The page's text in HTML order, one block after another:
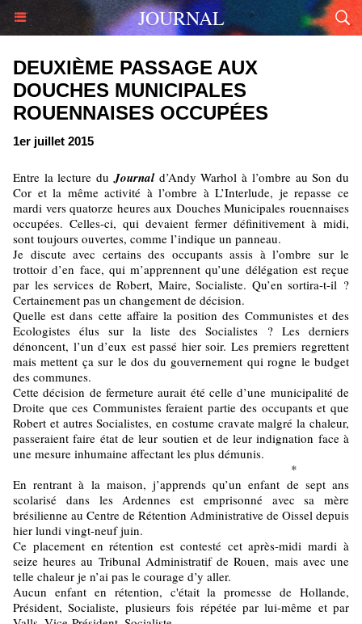
JOURNAL
DEUXIÈME PASSAGE AUX
DOUCHES MUNICIPALES
ROUENNAISES OCCUPÉES
1er juillet 2015
Entre la lecture duJournald’Andy Warhol à l’ombre au Son du
Cor et la même activité à l’ombre à L’Interlude, je repasse ce
mardi vers quatorze heures aux Douches Municipales rouennaises
occupées. Celles-ci, qui devaient fermer définitivement à midi,
sont toujours ouvertes, comme l’indique un panneau.
Je discute avec certains des occupants assis à l’ombre sur le
trottoir d’en face, qui m’apprennent qu’une délégation est reçue
par les services de Robert, Maire, Socialiste. Qu’en sortira-t-il ?
Certainement pas un changement de décision.
Quelle est dans cette affaire la position des Communistes et des
Ecologistes élus sur la liste des Socialistes ? Les derniers
dénoncent, l’un d’eux est passé hier soir. Les premiers regrettent
mais mettent ça sur le dos du gouvernement qui rogne le budget
des communes.
Cette décision de fermeture aurait été celle d’une municipalité de
Droite que ces Communistes feraient partie des occupants et que
Robert et autres Socialistes, en costume cravate malgré la chaleur,
passeraient faire état de leur soutien et de leur indignation face à
une mesure inhumaine affectant les plus démunis.
*
En rentrant à la maison, j’apprends qu’un enfant de sept ans
scolarisé dans les Ardennes est emprisonné avec sa mère
brésilienne au Centre de Rétention Administrative de Oissel depuis
hier lundi vingt-neuf juin.
Ce placement en rétention est contesté cet après-midi mardi à
seize heures au Tribunal Administratif de Rouen, mais avec une
telle chaleur je n’ai pas le courage d’y aller.
Aucun enfant en rétention, c'était la promesse de Hollande,
Président, Socialiste, plusieurs fois répétée par lui-même et par